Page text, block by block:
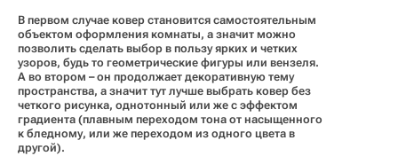
В первом случае ковер становится самостоятельным
объектом оформления комнаты, а значит можно
позволить сделать выбор в пользу ярких и четких
узоров, будь то геометрические фигуры или вензеля.
А во втором – он продолжает декоративную тему
пространства, а значит тут лучше выбрать ковер без
четкого рисунка, однотонный или же с эффектом
градиента (плавным переходом тона от насыщенного
к бледному, или же переходом из одного цвета в
другой).